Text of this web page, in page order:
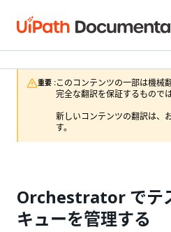
重要 :このコンテンツの一部は機械
完全な翻訳を保証するもので
新しいコンテンツの翻訳は、
す。
Orchestrator でテ
キューを管理する